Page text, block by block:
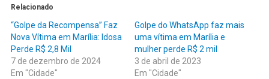
Relacionado
“Golpe da Recompensa” Faz
Nova Vítima em Marília: Idosa
Perde R$ 2,8 Mil
7 de dezembro de 2024
Em "Cidade"
Golpe do WhatsApp faz mais
uma vítima em Marília e
mulher perde R$ 2 mil
3 de abril de 2023
Em "Cidade"